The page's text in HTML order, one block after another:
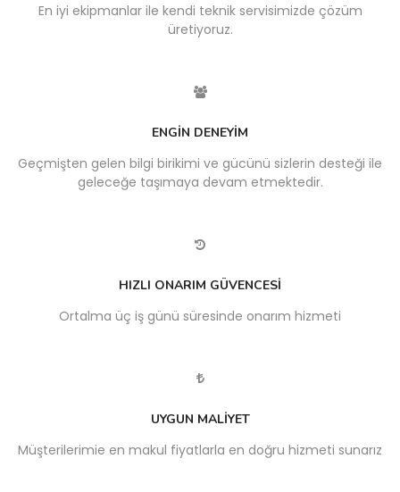
En iyi ekipmanlar ile kendi teknik servisimizde çözüm
üretiyoruz.
ENGİN DENEYİM
Geçmişten gelen bilgi birikimi ve gücünü sizlerin desteği ile
geleceğe taşımaya devam etmektedir.
HIZLI ONARIM GÜVENCESİ
Ortalma üç iş günü süresinde onarım hizmeti
UYGUN MALİYET
Müşterilerimie en makul fiyatlarla en doğru hizmeti sunarız